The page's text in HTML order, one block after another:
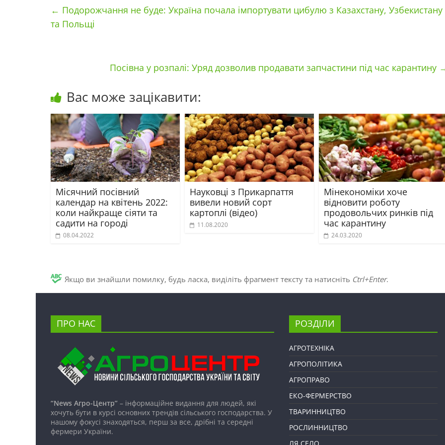
← Подорожчання не буде: Україна почала імпортувати цибулю з Казахстану, Узбекистану
та Польщі
Посівна у розпалі: Уряд дозволив продавати запчастини під час карантину
Вас може зацікавити:
Місячний посівний
календар на квітень 2022:
коли найкраще сіяти та
садити на городі
08.04.2022
Науковці з Прикарпаття
вивели новий сорт
картоплі (відео)
11.08.2020
Мінекономіки хоче
відновити роботу
продовольчих ринків під
час карантину
24.03.2020
Якщо ви знайшли помилку, будь ласка, виділіть фрагмент тексту та натисніть Ctrl+Enter.
ПРО НАС
“News Агро-Центр” – інформаційне видання для людей, які
хочуть бути в курсі основних трендів сільського господарства. У
нашому фокусі знаходяться, перш за все, дрібні та середні
фермери України.
РОЗДІЛИ
АГРОТЕХНІКА
АГРОПОЛІТИКА
АГРОПРАВО
ЕКО-ФЕРМЕРСТВО
ТВАРИННИЦТВО
РОСЛИННИЦТВО
ЛЯ СЕЛО